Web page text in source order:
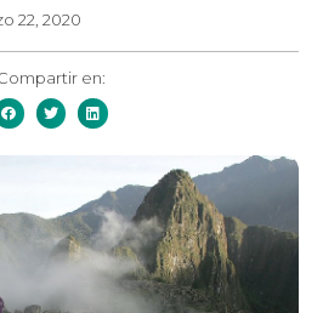
22, 2020
en: